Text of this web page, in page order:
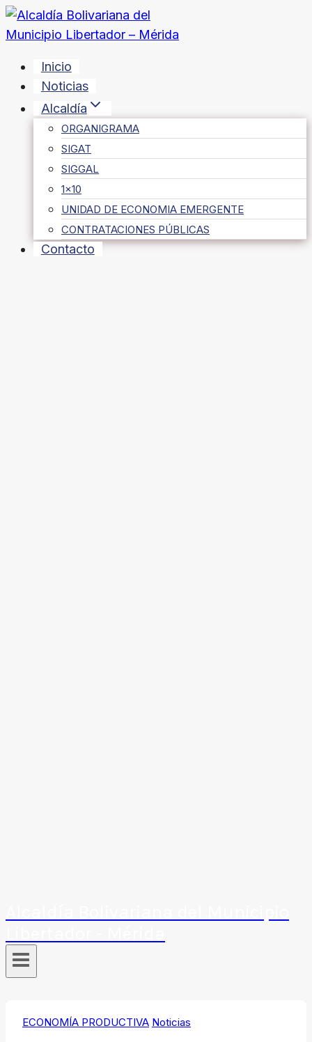
Saltar
al
Inicio
Noticias
Alcaldía
ORGANIGRAMA
SIGAT
SIGGAL
1×10
UNIDAD DE ECONOMIA EMERGENTE
CONTRATACIONES PÚBLICAS
Contacto
ECONOMÍA PRODUCTIVA Noticias